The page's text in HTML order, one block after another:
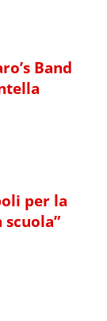
Band
per la